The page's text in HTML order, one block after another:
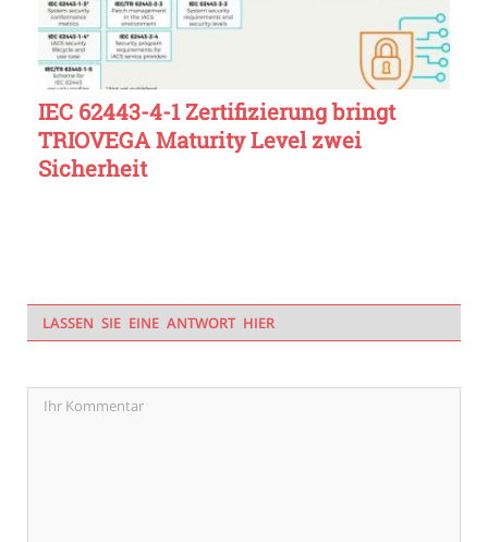
IEC 62443-4-1 Zertifizierung bringt
TRIOVEGA Maturity Level zwei
Sicherheit
LASSEN SIE EINE ANTWORT HIER